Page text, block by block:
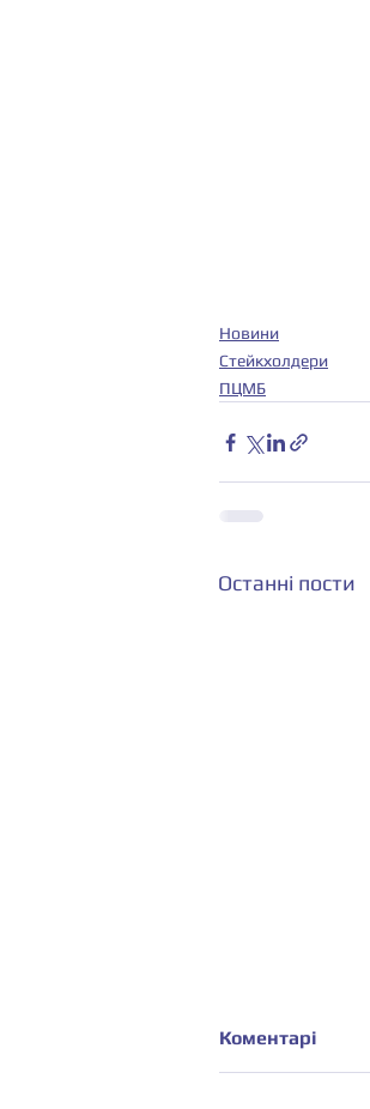
Новини
Стейкхолдери
ПЦМБ
Останні пости
Коментарі